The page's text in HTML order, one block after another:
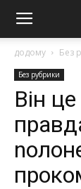
додому Без
Без рубрики
Він